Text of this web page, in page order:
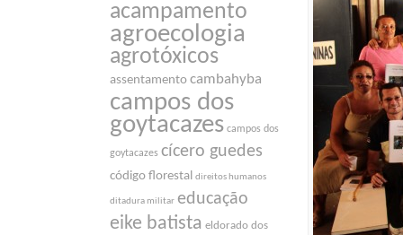
acampamento
agroecologia
agrotóxicos
assentamento cambahyba
campos dos
goytacazes campos dos
goytacazes cícero guedes
código florestal direitos humanos
ditadura militar educação
eike batista eldorado dos